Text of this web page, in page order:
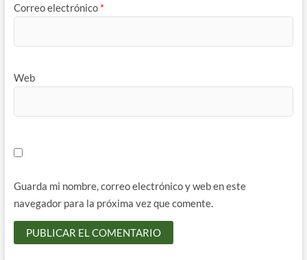
Correo electrónico *
Web
Guarda mi nombre, correo electrónico y web en este
navegador para la próxima vez que comente.